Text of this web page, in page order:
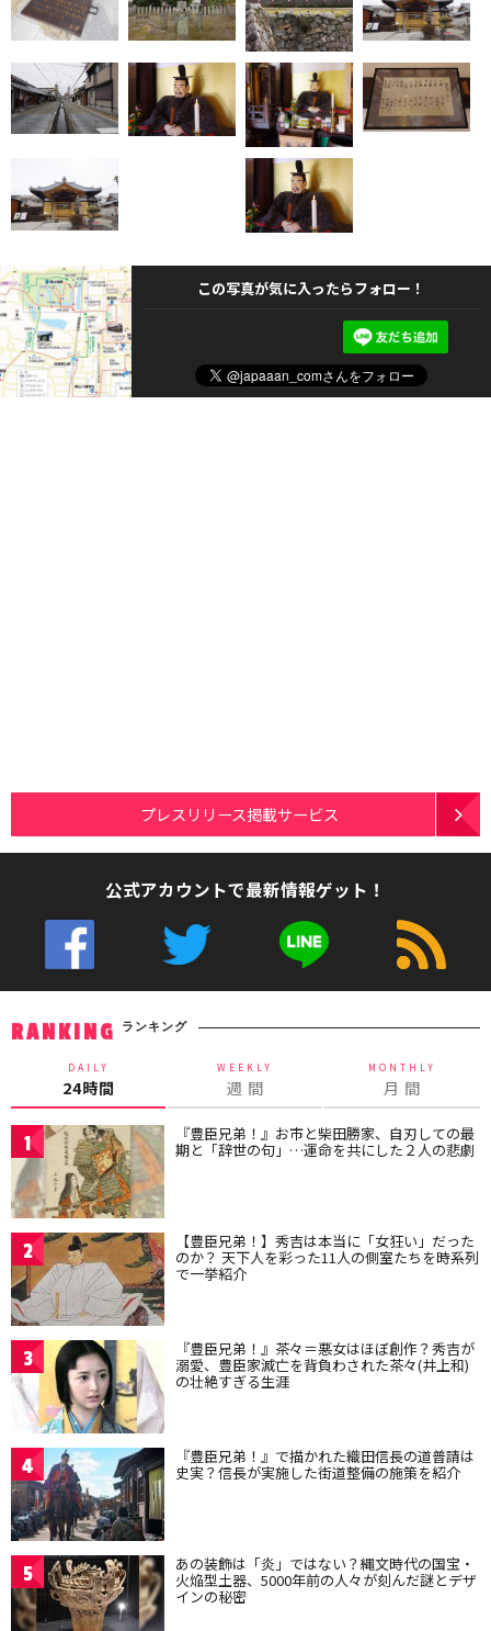
この写真が気に入ったらフォロー！
プレスリリース掲載サービス
公式アカウントで最新情報ゲット！
RANKING ランキング
DAILY
24時間
WEEKLY
週 間
MONTHLY
月 間
1 『豊臣兄弟！』お市と柴田勝家、自刃しての最
期と「辞世の句」…運命を共にした２人の悲劇
2 【豊臣兄弟！】秀吉は本当に「女狂い」だった
のか？ 天下人を彩った11人の側室たちを時系列
で一挙紹介
3 『豊臣兄弟！』茶々＝悪女はほぼ創作？秀吉が
溺愛、豊臣家滅亡を背負わされた茶々(井上和)
の壮絶すぎる生涯
4 『豊臣兄弟！』で描かれた織田信長の道普請は
史実？信長が実施した街道整備の施策を紹介
5 あの装飾は「炎」ではない？縄文時代の国宝・
火焔型土器、5000年前の人々が刻んだ謎とデザ
インの秘密